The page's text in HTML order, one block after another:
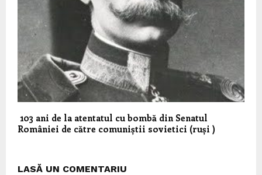
103 ani de la atentatul cu bombă din Senatul
României de către comuniștii sovietici (ruși )
LASĂ UN COMENTARIU